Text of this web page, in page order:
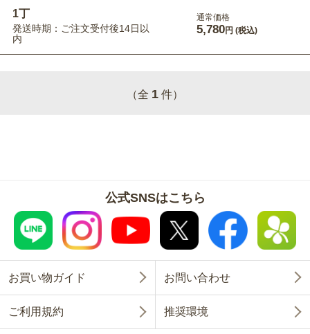
1丁
発送時期：ご注文受付後14日以
内
通常価格
5,780円 (税込)
（全 1 件）
公式SNSはこちら
お買い物ガイド お問い合わせ
ご利用規約 推奨環境